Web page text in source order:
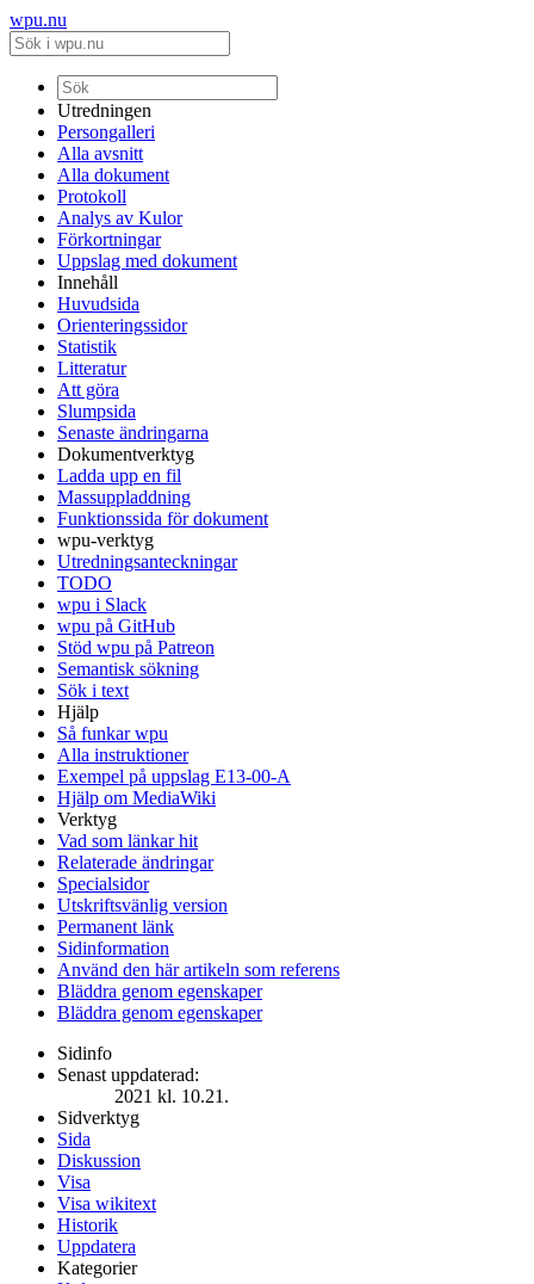
wpu.nu
Utredningen
Persongalleri
Alla avsnitt
Alla dokument
Protokoll
Analys av Kulor
Förkortningar
Uppslag med dokument
Innehåll
Huvudsida
Orienteringssidor
Statistik
Litteratur
Att göra
Slumpsida
Senaste ändringarna
Dokumentverktyg
Ladda upp en fil
Massuppladdning
Funktionssida för dokument
wpu-verktyg
Utredningsanteckningar
TODO
wpu i Slack
wpu på GitHub
Stöd wpu på Patreon
Semantisk sökning
Sök i text
Hjälp
Så funkar wpu
Alla instruktioner
Exempel på uppslag E13-00-A
Hjälp om MediaWiki
Verktyg
Vad som länkar hit
Relaterade ändringar
Specialsidor
Utskriftsvänlig version
Permanent länk
Sidinformation
Använd den här artikeln som referens
Bläddra genom egenskaper
Bläddra genom egenskaper
Sidinfo
Senast uppdaterad:
2021 kl. 10.21.
Sidverktyg
Sida
Diskussion
Visa
Visa wikitext
Historik
Uppdatera
Kategorier